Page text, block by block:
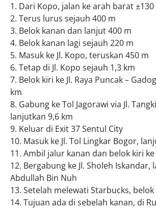
1. Dari Kopo, jalan ke arah barat ±130
2. Terus lurus sejauh 400 m
3. Belok kanan dan lanjut 400 m
4. Belok kanan lagi sejauh 220 m
5. Masuk ke Jl. Kopo, teruskan 450 m
6. Tetap di Jl. Kopo sejauh 1,3 km
7. Belok kiri ke Jl. Raya Puncak –
km
8. Gabung ke Tol Jagorawi via Jl.
lanjutkan 9,6 km
9. Keluar di Exit 37 Sentul City
10. Masuk ke Jl. Tol Lingkar Bogor,
11. Ambil jalur kanan dan belok kiri
12. Bergabung ke Jl. Sholeh Iskandar,
Abdullah Bin Nuh
13. Setelah melewati Starbucks,
14. Tujuan ada di sebelah kanan, di